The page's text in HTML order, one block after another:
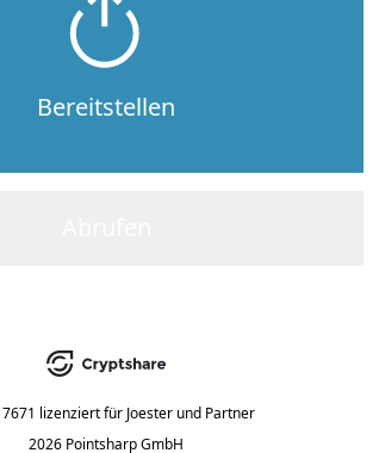
Bereitstellen
lizenziert für Joester und Partner
2026 Pointsharp GmbH